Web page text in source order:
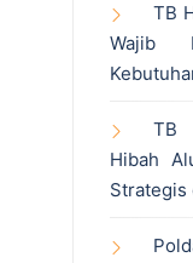
TB
Wajib
TB
Hibah
Strategis